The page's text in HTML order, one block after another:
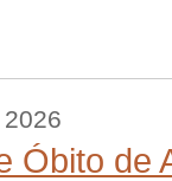
Óbito de